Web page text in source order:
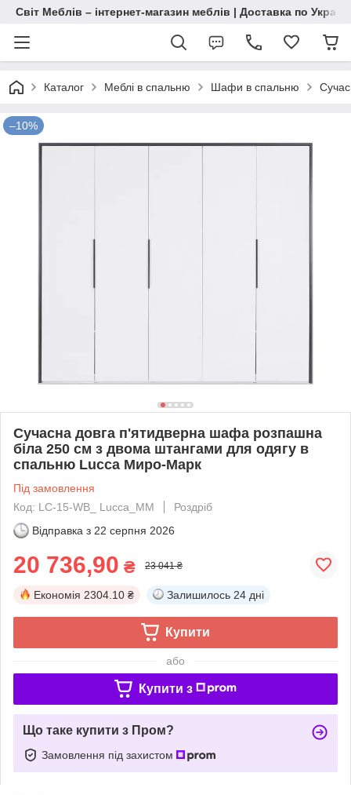
Світ Меблів – інтернет-магазин меблів | Доставка по
Каталог Меблі в спальню Шафи в спальню
–10%
Сучасна довга п'ятидверна шафа розпашна
біла 250 см з двома штангами для одягу в
спальню Lucca Миро-Марк
Під замовлення
Код: LC-15-WB_ Lucca_MM
Роздріб
Відправка з 22 серпня 2026
20 736,90 ₴ 23 041 ₴
Економія 2304.10 ₴ Залишилось 24 дні
Купити
або
Купити з
Що таке купити з Пром?
Замовлення під захистом